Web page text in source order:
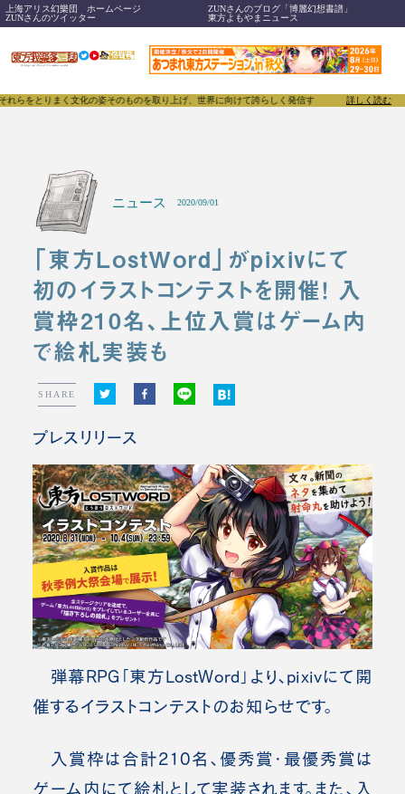
上海アリス幻樂団 ホームページ
ZUNさんのブログ「博麗幻想書譜」
ZUNさんのツイッター
東方よもやまニュース
文化の姿そのものを取り上げ、世界に向けて誇らしく発信することで、東方Projectのみなら
詳しく読む
ニュース 2020/09/01
「東方LostWord」がpixivにて
初のイラストコンテストを開催！ 入
賞枠210名、上位入賞はゲーム内
で絵札実装も
SHARE
プレスリリース
弾幕RPG「東方LostWord」より、pixivにて開
催するイラストコンテストのお知らせです。
入賞枠は合計210名、優秀賞・最優秀賞は
ゲーム内にて絵札として実装されます。また、入